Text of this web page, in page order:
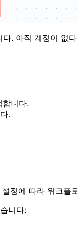
. 아직 계정이 없
합니다.
.
정에 따라 워크플
니다: